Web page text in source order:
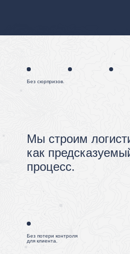
Без сюрпризов.
Без потери контроля
для клиента.
Мы строим
как
процесс.